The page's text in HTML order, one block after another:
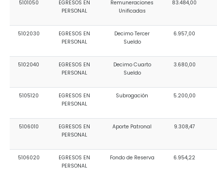
Convocatorias
GESTIÓN ADMINISTRATIVA
Plan Anual Contratación - PAC
Convenios Institucionales
PRESUPUESTO: EJECUCIÓN Y REPORTES
Cédulas presupuestarias y balances
Procesos de contratación
5101050
EGRESOS EN
PERSONAL
Remuneraciones
Unificadas
83.484,00
5102030
EGRESOS EN
PERSONAL
Decimo Tercer
Sueldo
6.957,00
5102040
EGRESOS EN
PERSONAL
Decimo Cuarto
Sueldo
3.680,00
5105120
EGRESOS EN
PERSONAL
Subrogación 5.200,00
5106010
EGRESOS EN
PERSONAL
Aporte Patronal 9.308,47
5106020
EGRESOS EN
PERSONAL
Fondo de Reserva 6.954,22